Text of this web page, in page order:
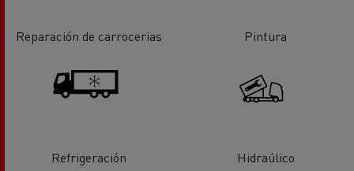
Reparación de carrocerias Pintura
Refrigeración Hidraúlico